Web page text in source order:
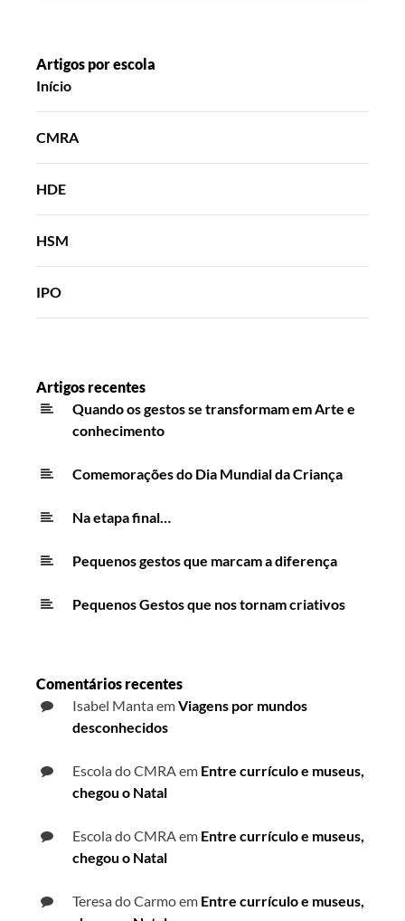
Artigos por escola
Início
CMRA
HDE
HSM
IPO
Artigos recentes
Quando os gestos se transformam em Arte e
conhecimento
Comemorações do Dia Mundial da Criança
Na etapa final…
Pequenos gestos que marcam a diferença
Pequenos Gestos que nos tornam criativos
Comentários recentes
Isabel MantaemViagens por mundos
desconhecidos
Escola do CMRA em Entre currículo e museus,
chegou o Natal
Escola do CMRA em Entre currículo e museus,
chegou o Natal
Teresa do Carmoem Entre currículo e museus,